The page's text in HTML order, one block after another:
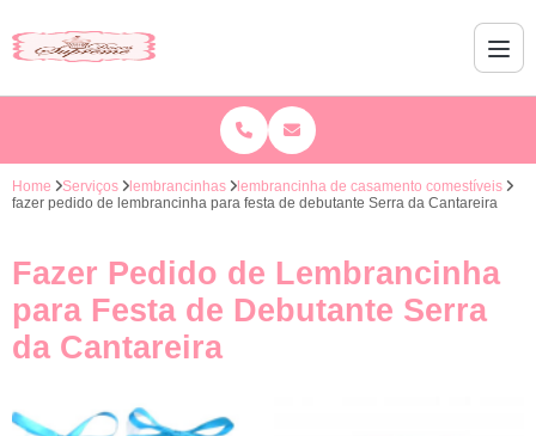
Home Serviços lembrancinhas
lembrancinha de casamento comestíveis
fazer pedido de lembrancinha para festa de debutante Serra da Cantareira
Fazer Pedido de Lembrancinha
para Festa de Debutante Serra
da Cantareira